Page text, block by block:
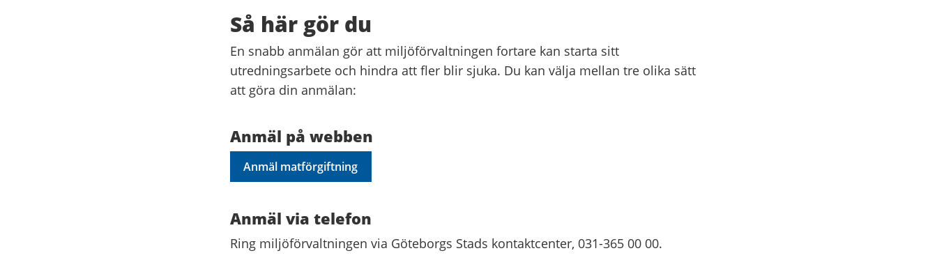
Så här gör du
En snabb anmälan gör att miljöförvaltningen fortare kan starta sitt
utredningsarbete och hindra att fler blir sjuka. Du kan välja mellan tre olika sätt
att göra din anmälan:
Anmäl på webben
Anmäl matförgiftning
Anmäl via telefon
Ring miljöförvaltningen via Göteborgs Stads kontaktcenter, 031-365 00 00.